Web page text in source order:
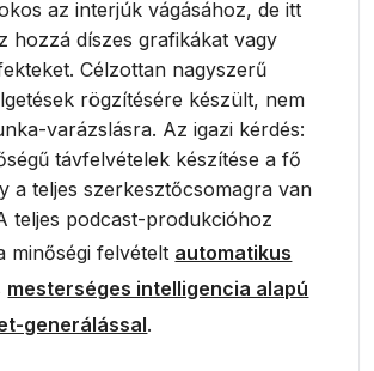
az interjúk vágásához, de itt
hozzá díszes grafikákat vagy
Célzottan nagyszerű
rögzítésére készült, nem
varázslásra. Az igazi kérdés:
távfelvételek készítése a fő
a teljes szerkesztőcsomagra van
teljes podcast-produkcióhoz
minőségi felvételt automatikus
mesterséges intelligencia alapú
generálással.